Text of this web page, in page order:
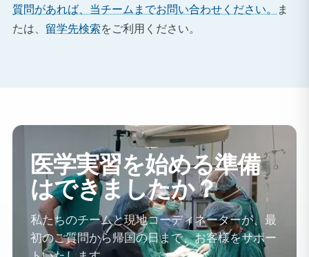
質問があれば、当チームまでお問い合わせください。
ま
たは、 留学先検索をご利用ください。
医学実習を始める準備
はできましたか？
私たちのチームと現地コーディネーターが、最
初のご質問から帰国の日まで、お客様をサポー